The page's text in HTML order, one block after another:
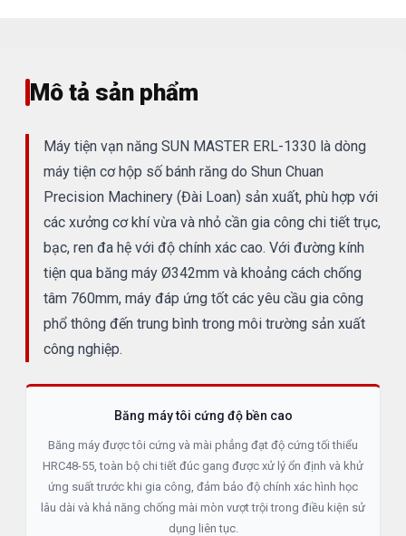
Mô tả sản phẩm
Máy tiện vạn năng SUN MASTER ERL-1330 là dòng
máy tiện cơ hộp số bánh răng do Shun Chuan
Precision Machinery (Đài Loan) sản xuất, phù hợp với
các xưởng cơ khí vừa và nhỏ cần gia công chi tiết trục,
bạc, ren đa hệ với độ chính xác cao. Với đường kính
tiện qua băng máy Ø342mm và khoảng cách chống
tâm 760mm, máy đáp ứng tốt các yêu cầu gia công
phổ thông đến trung bình trong môi trường sản xuất
công nghiệp.
Băng máy tôi cứng độ bền cao
Băng máy được tôi cứng và mài phẳng đạt độ cứng tối thiểu
HRC48-55, toàn bộ chi tiết đúc gang được xử lý ổn định và khử
ứng suất trước khi gia công, đảm bảo độ chính xác hình học
lâu dài và khả năng chống mài mòn vượt trội trong điều kiện sử
dụng liên tục.